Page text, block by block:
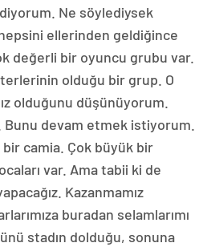
Ne söylediysek
hepsini ellerinden geldiğince
değerli bir oyuncu grubu var.
olduğu bir grup. O
olduğunu düşünüyorum.
devam etmek istiyorum.
camia. Çok büyük bir
var. Ama tabii ki de
Kazanmamız
buradan selamlarımı
stadın dolduğu, sonuna